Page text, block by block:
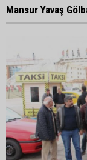
Mansur Yavaş